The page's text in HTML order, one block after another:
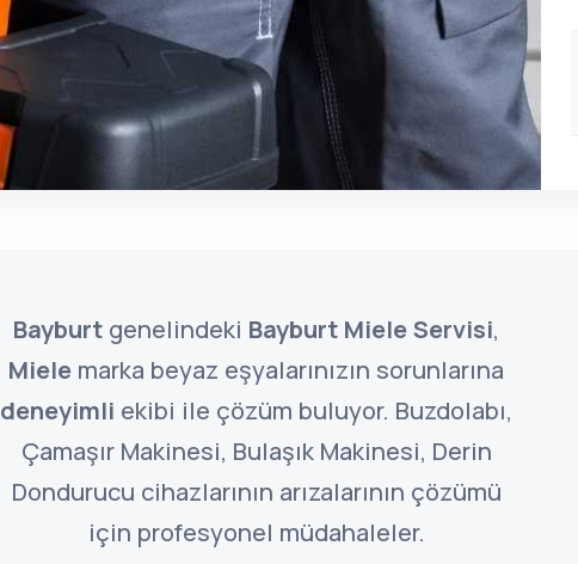
Bayburt genelindeki Bayburt Miele Servisi,
Miele marka beyaz eşyalarınızın sorunlarına
deneyimli ekibi ile çözüm buluyor. Buzdolabı,
Çamaşır Makinesi, Bulaşık Makinesi, Derin
Dondurucu cihazlarının arızalarının çözümü
için profesyonel müdahaleler.